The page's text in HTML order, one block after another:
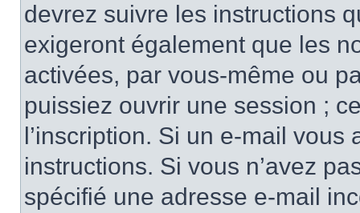
devrez suivre les instructions
exigeront également que les
activées, par vous-même ou
puissiez ouvrir une session ;
l’inscription. Si un e-mail
instructions. Si vous n’avez
spécifié une adresse e-mail